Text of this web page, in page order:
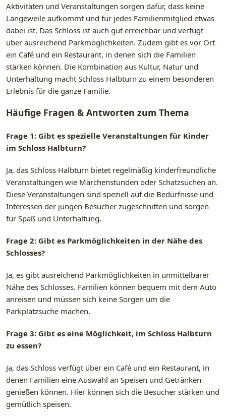
Aktivitäten und Veranstaltungen sorgen dafür, dass keine
Langeweile aufkommt und für jedes Familienmitglied etwas
dabei ist. Das Schloss ist auch gut erreichbar und verfügt
über ausreichend Parkmöglichkeiten. Zudem gibt es vor Ort
ein Café und ein Restaurant, in denen sich die Familien
stärken können. Die Kombination aus Kultur, Natur und
Unterhaltung macht Schloss Halbturn zu einem besonderen
Erlebnis für die ganze Familie.
Häufige Fragen & Antworten zum Thema
Frage 1: Gibt es spezielle Veranstaltungen für Kinder
im Schloss Halbturn?
Ja, das Schloss Halbturn bietet regelmäßig kinderfreundliche
Veranstaltungen wie Märchenstunden oder Schatzsuchen an.
Diese Veranstaltungen sind speziell auf die Bedürfnisse und
Interessen der jungen Besucher zugeschnitten und sorgen
für Spaß und Unterhaltung.
Frage 2: Gibt es Parkmöglichkeiten in der Nähe des
Schlosses?
Ja, es gibt ausreichend Parkmöglichkeiten in unmittelbarer
Nähe des Schlosses. Familien können bequem mit dem Auto
anreisen und müssen sich keine Sorgen um die
Parkplatzsuche machen.
Frage 3: Gibt es eine Möglichkeit, im Schloss Halbturn
zu essen?
Ja, das Schloss verfügt über ein Café und ein Restaurant, in
denen Familien eine Auswahl an Speisen und Getränken
genießen können. Hier können sich die Besucher stärken und
gemütlich speisen.